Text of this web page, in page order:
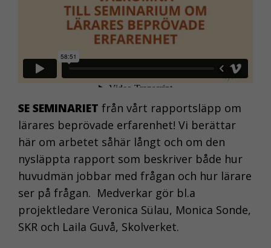
SE SEMINARIET från vårt rapportsläpp om
lärares beprövade erfarenhet! Vi berättar
här om arbetet såhär långt och om den
nysläppta rapport som beskriver både hur
huvudmän jobbar med frågan och hur lärare
ser på frågan. Medverkar gör bl.a
projektledare Veronica Sülau, Monica Sonde,
SKR och Laila Guvå, Skolverket.